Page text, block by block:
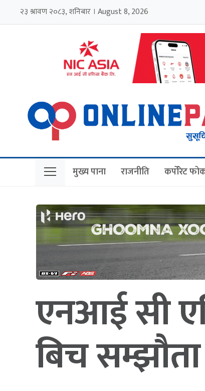
२३ श्रावण २०८३, शनिबार । August 8, 2026
मुख्य पाना राजनीति कर्पोरेट
एनआई सी
बिच सम्झौता